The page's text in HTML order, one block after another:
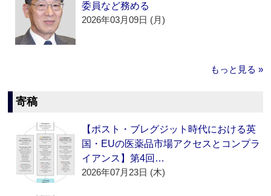
委員など務める
2026年03月09日 (月)
もっと見る »
寄稿
【ポスト・ブレグジット時代における英
国・EUの医薬品市場アクセスとコンプラ
イアンス】第4回…
2026年07月23日 (木)